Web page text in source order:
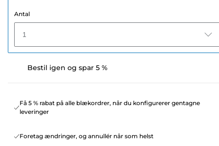
Antal
1
Bestil igen og spar 5 %
Få 5 % rabat på alle blækordrer, når du konfigurerer gentagne
leveringer
Foretag ændringer, og annullér når som helst